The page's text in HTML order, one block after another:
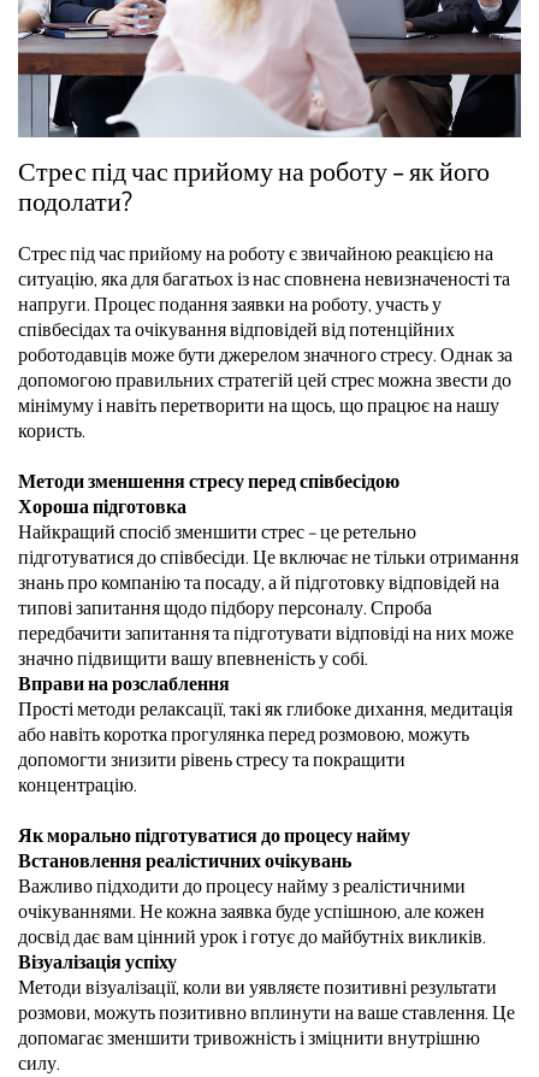
Стрес під час прийому на роботу – як його
подолати?
Стрес під час прийому на роботу є звичайною реакцією на
ситуацію, яка для багатьох із нас сповнена невизначеності та
напруги. Процес подання заявки на роботу, участь у
співбесідах та очікування відповідей від потенційних
роботодавців може бути джерелом значного стресу. Однак за
допомогою правильних стратегій цей стрес можна звести до
мінімуму і навіть перетворити на щось, що працює на нашу
користь.
Методи зменшення стресу перед співбесідою
Хороша підготовка
Найкращий спосіб зменшити стрес – це ретельно
підготуватися до співбесіди. Це включає не тільки отримання
знань про компанію та посаду, а й підготовку відповідей на
типові запитання щодо підбору персоналу. Спроба
передбачити запитання та підготувати відповіді на них може
значно підвищити вашу впевненість у собі.
Вправи на розслаблення
Прості методи релаксації, такі як глибоке дихання, медитація
або навіть коротка прогулянка перед розмовою, можуть
допомогти знизити рівень стресу та покращити
концентрацію.
Як морально підготуватися до процесу найму
Встановлення реалістичних очікувань
Важливо підходити до процесу найму з реалістичними
очікуваннями. Не кожна заявка буде успішною, але кожен
досвід дає вам цінний урок і готує до майбутніх викликів.
Візуалізація успіху
Методи візуалізації, коли ви уявляєте позитивні результати
розмови, можуть позитивно вплинути на ваше ставлення. Це
допомагає зменшити тривожність і зміцнити внутрішню
силу.